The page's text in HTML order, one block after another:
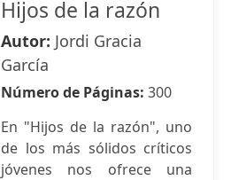
Hijos de la razón
Autor: Jordi Gracia
García
Número de Páginas: 300
En "Hijos de la razón", uno
de los más sólidos críticos
jóvenes nos ofrece una